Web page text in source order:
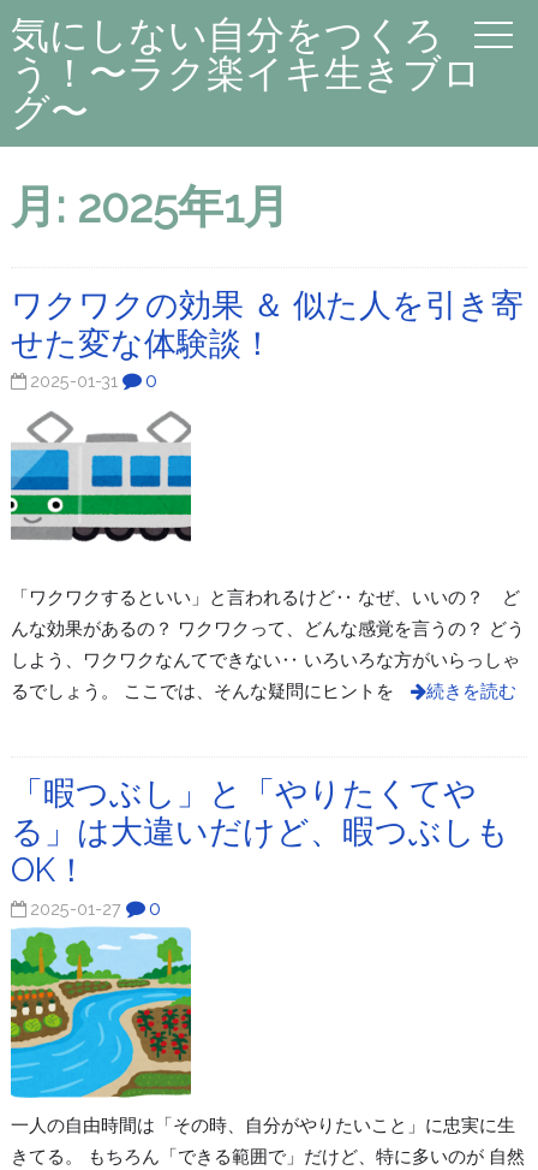
気にしない自分をつくろ
う！〜ラク楽イキ生きブロ
グ〜
月: 2025年1月
ワクワクの効果 ＆ 似た人を引き寄
せた変な体験談！
2025-01-31 0
「ワクワクするといい」と言われるけど‥ なぜ、いいの？ ど
んな効果があるの？ ワクワクって、どんな感覚を言うの？ どう
しよう、ワクワクなんてできない‥ いろいろな方がいらっしゃ
るでしょう。 ここでは、そんな疑問にヒントを
続きを読む
「暇つぶし」と「やりたくてや
る」は大違いだけど、暇つぶしも
OK！
2025-01-27 0
一人の自由時間は「その時、自分がやりたいこと」に忠実に生
きてる。 もちろん「できる範囲で」だけど、特に多いのが 自然